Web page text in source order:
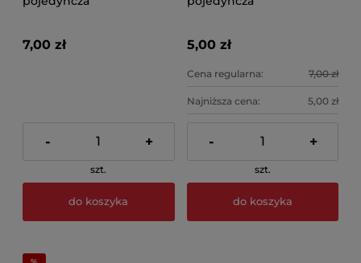
7,00 zł
- +
szt.
do koszyka
5,00 zł
Cena regularna: 7,00 zł
Najniższa cena: 5,00 zł
- +
szt.
do koszyka